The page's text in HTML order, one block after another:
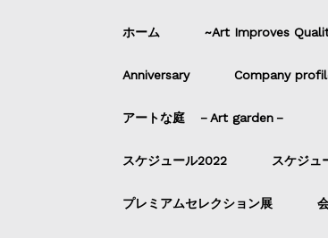
ホーム ~Art Improves
Anniversary Company
アートな庭 －Art garden－
スケジュール2022 スケジュ
プレミアムセレクション展